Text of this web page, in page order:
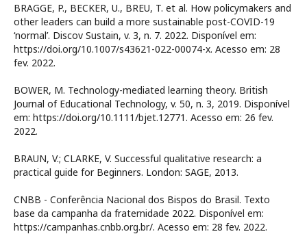
BRAGGE, P., BECKER, U., BREU, T. et al. How policymakers and
other leaders can build a more sustainable post-COVID-19
‘normal’. Discov Sustain, v. 3, n. 7. 2022. Disponível em:
https://doi.org/10.1007/s43621-022-00074-x. Acesso em: 28
fev. 2022.
BOWER, M. Technology-mediated learning theory. British
Journal of Educational Technology, v. 50, n. 3, 2019. Disponível
em: https://doi.org/10.1111/bjet.12771. Acesso em: 26 fev.
2022.
BRAUN, V.; CLARKE, V. Successful qualitative research: a
practical guide for Beginners. London: SAGE, 2013.
CNBB - Conferência Nacional dos Bispos do Brasil. Texto
base da campanha da fraternidade 2022. Disponível em:
https://campanhas.cnbb.org.br/. Acesso em: 28 fev. 2022.